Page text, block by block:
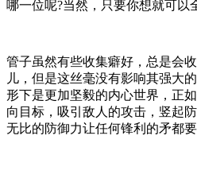
哪一位呢?当然，只要你想就可以
管子虽然有些收集癖好，总是会
儿，但是这丝毫没有影响其强大
形下是更加坚毅的内心世界，正
向目标，吸引敌人的攻击，竖起
无比的防御力让任何锋利的矛都要